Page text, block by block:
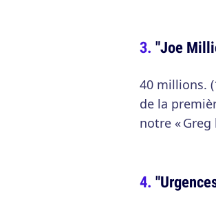
"Joe
40 millions.
de la
notre «